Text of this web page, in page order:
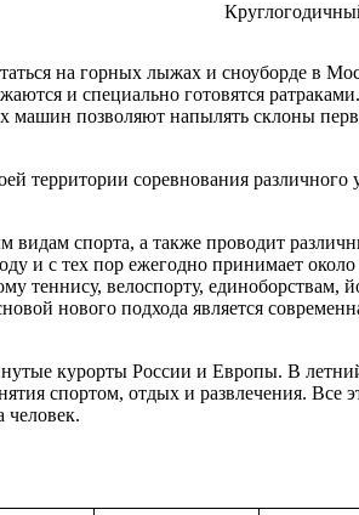
на горных лыжах и сноуборде в
и специально готовятся
машин позволяют напылять склоны
территории соревнования
спорта, а также проводит
и с тех пор ежегодно принимает
теннису, велоспорту, единоборствам,
нового подхода является
курорты России и Европы. В
спортом, отдых и развлечения. Все